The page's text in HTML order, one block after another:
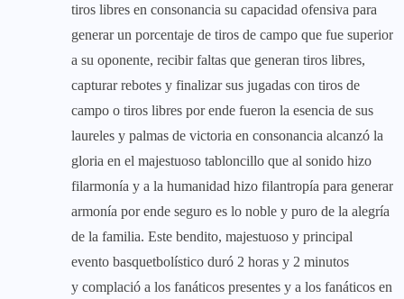
tiros libres en consonancia su capacidad ofensiva para
generar un porcentaje de tiros de campo que fue superior
a su oponente, recibir faltas que generan tiros libres,
capturar rebotes y finalizar sus jugadas con tiros de
campo o tiros libres por ende fueron la esencia de sus
laureles y palmas de victoria en consonancia alcanzó la
gloria en el majestuoso tabloncillo que al sonido hizo
filarmonía y a la humanidad hizo filantropía para generar
armonía por ende seguro es lo noble y puro de la alegría
de la familia. Este bendito, majestuoso y principal
evento basquetbolístico duró 2 horas y 2 minutos
y complació a los fanáticos presentes y a los fanáticos en